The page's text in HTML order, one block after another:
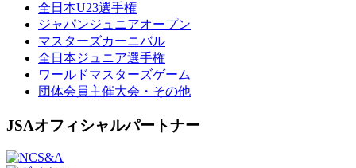
全日本U23選手権
ジャパンジュニアオープン
マスターズカーニバル
全日本ジュニア選手権
ワールドマスターズゲーム
団体会員主催大会・その他
JSAオフィシャルパートナー